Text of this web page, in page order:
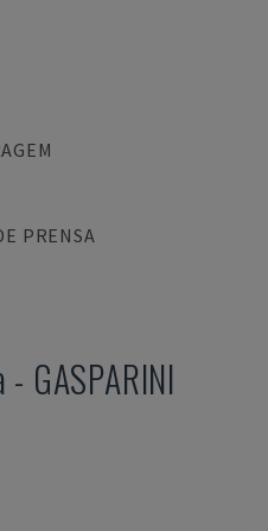
PRENSA
- GASPARINI